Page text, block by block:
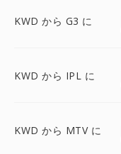
KWD から G3 に
KWD から IPL に
KWD から MTV に